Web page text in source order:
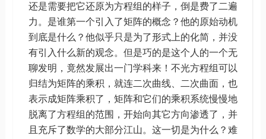
还是需要把它还原为方程组的样子，倒是费了二遍
力。是谁第一个引入了矩阵的概念？他的原始动机
到底是什么？他似乎只是为了形式上的化简，并没
有引入什么新的观念。但是巧的是这个人的一个无
聊发明，竟然发展出一门学科来！不光方程组可以
归结为矩阵的乘积，就连二次曲线、二次曲面，也
表示成矩阵乘积了，矩阵和它们的乘积系统慢慢地
脱离了方程组的范围，开始向其它方向渗透了，并
且充斥了数学的大部分江山。这一切是为什么？难